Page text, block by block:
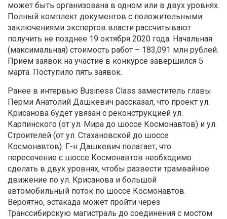
может быть организована в одном или в двух уровнях.
Полный комплект документов с положительными
заключениями экспертов власти рассчитывают
получить не позднее 19 октября 2020 года. Начальная
(максимальная) стоимость работ – 183,091 млн рублей.
Прием заявок на участие в конкурсе завершился 5
марта. Поступило пять заявок.
Ранее в интервью Business Class заместитель главы
Перми Анатолий Дашкевич рассказал, что проект ул.
Крисанова будет увязан с реконструкцией ул.
Карпинского (от ул. Мира до шоссе Космонавтов) и ул.
Строителей (от ул. Стахановской до шоссе
Космонавтов). Г-н Дашкевич полагает, что
пересечение с шоссе Космонавтов необходимо
сделать в двух уровнях, чтобы развести трамвайное
движение по ул. Крисанова и большой
автомобильный поток по шоссе Космонавтов.
Вероятно, эстакада может пройти через
Транссибирскую магистраль до соединения с мостом